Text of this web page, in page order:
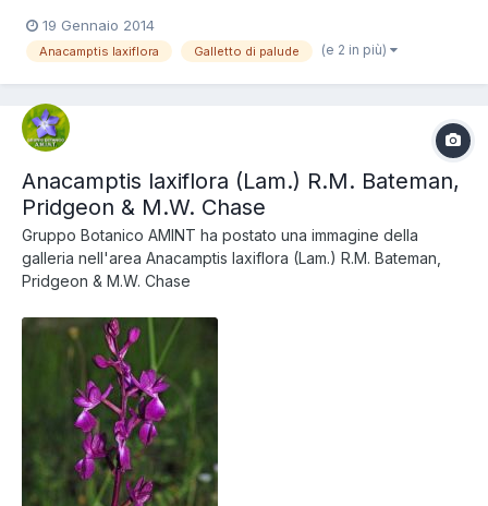
19 Gennaio 2014
Anacamptis laxiflora Galletto di palude (e 2 in più)
Anacamptis laxiflora (Lam.) R.M. Bateman,
Pridgeon & M.W. Chase
Gruppo Botanico AMINT ha postato una immagine della
galleria nell'area Anacamptis laxiflora (Lam.) R.M. Bateman,
Pridgeon & M.W. Chase